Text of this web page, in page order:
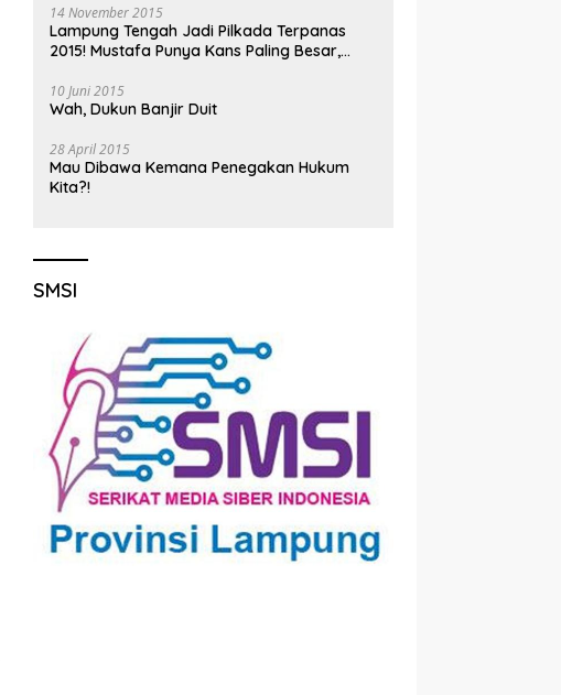
14 November 2015
Lampung Tengah Jadi Pilkada Terpanas
2015! Mustafa Punya Kans Paling Besar,
10 Juni 2015
Wah, Dukun Banjir Duit
28 April 2015
Mau Dibawa Kemana Penegakan Hukum
Kita?!
SMSI